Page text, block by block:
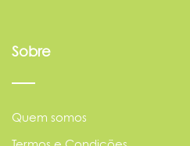
Sobre
Quem somos